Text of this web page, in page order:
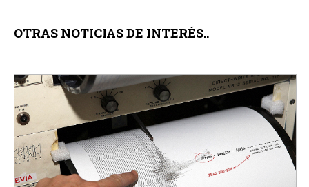
OTRAS NOTICIAS DE INTERÉS..